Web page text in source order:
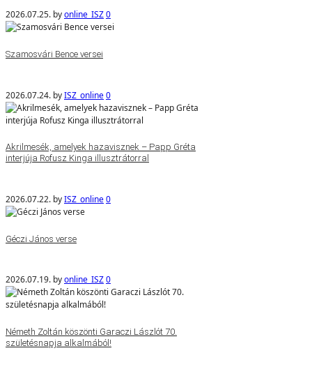
2026.07.25. byonline_ISZ0
Szamosvári Bence versei
2026.07.24. byISZ_online0
Akrilmesék, amelyek hazavisznek – Papp Gréta
interjúja Rofusz Kinga illusztrátorral
2026.07.22. byISZ_online0
Géczi János verse
2026.07.19. byonline_ISZ0
Németh Zoltán köszönti Garaczi Lászlót 70.
születésnapja alkalmából!